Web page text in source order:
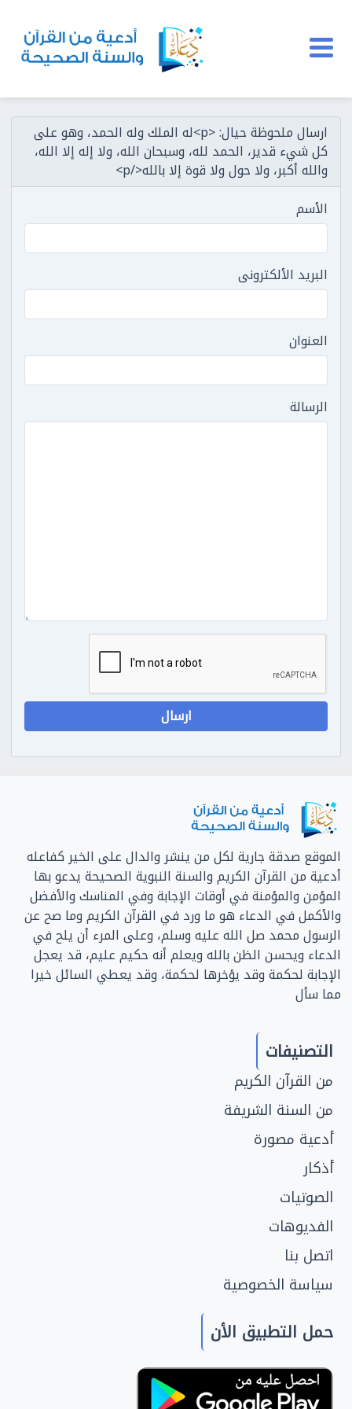
ارسال ملحوظة حيال: <p>له الملك وله الحمد، وهو على
كل شيء قدير، الحمد لله، وسبحان الله، ولا إله إلا الله،
والله أكبر، ولا حول ولا قوة إلا بالله</p>
الأسم
البريد الألكترونى
العنوان
الرسالة
الموقع صدقة جارية لكل من ينشر والدال على الخير كفاعله
أدعية من القرآن الكريم والسنة النبوية الصحيحة يدعو بها
المؤمن والمؤمنة في أوقات الإجابة وفي المناسك والأفضل
والأكمل في الدعاء هو ما ورد في القرآن الكريم وما صح عن
الرسول محمد صل الله عليه وسلم، وعلى المرء أن يلح في
الدعاء ويحسن الظن بالله ويعلم أنه حكيم عليم، قد يعجل
الإجابة لحكمة وقد يؤخرها لحكمة، وقد يعطي السائل خيرا
مما سأل
التصنيفات
من القرآن الكريم
من السنة الشريفة
أدعية مصورة
أذكار
الصوتيات
الفديوهات
اتصل بنا
سياسة الخصوصية
حمل التطبيق الأن